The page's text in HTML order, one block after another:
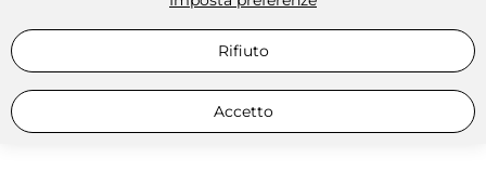
Rifiuto
Accetto